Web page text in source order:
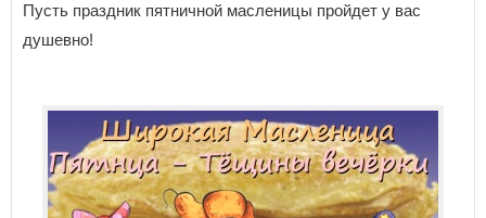
Пусть праздник пятничной масленицы пройдет у вас
душевно!